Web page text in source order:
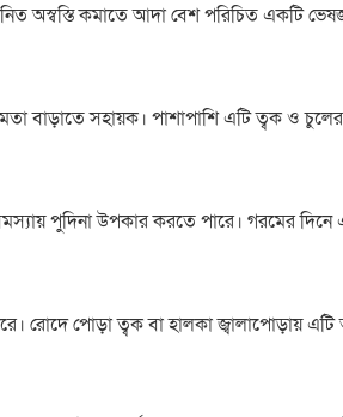
অস্বস্তি কমাতে আদা বেশ পরিচিত একটি
বাড়াতে সহায়ক। পাশাপাশি এটি ত্বক ও চুলের
পুদিনা উপকার করতে পারে। গরমের
রোদে পোড়া ত্বক বা হালকা জ্বালাপোড়ায়